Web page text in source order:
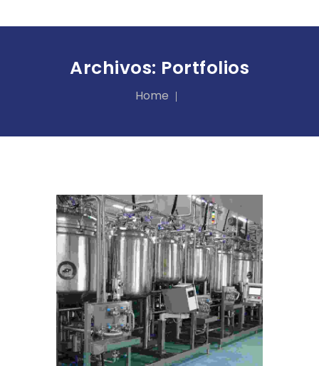
Archivos: Portfolios
Home